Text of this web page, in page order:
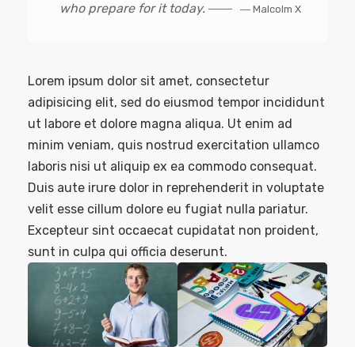
who prepare for it today.
― Malcolm X
Lorem ipsum dolor sit amet, consectetur
adipisicing elit, sed do eiusmod tempor incididunt
ut labore et dolore magna aliqua. Ut enim ad
minim veniam, quis nostrud exercitation ullamco
laboris nisi ut aliquip ex ea commodo consequat.
Duis aute irure dolor in reprehenderit in voluptate
velit esse cillum dolore eu fugiat nulla pariatur.
Excepteur sint occaecat cupidatat non proident,
sunt in culpa qui officia deserunt.